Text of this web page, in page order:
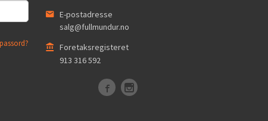
E-postadresse
salg@fullmundur.no
Foretaksregisteret
913 316 592